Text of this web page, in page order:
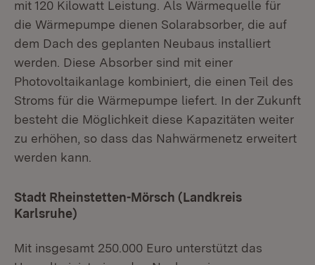
mit 120 Kilowatt Leistung. Als Wärmequelle für
die Wärmepumpe dienen Solarabsorber, die auf
dem Dach des geplanten Neubaus installiert
werden. Diese Absorber sind mit einer
Photovoltaikanlage kombiniert, die einen Teil des
Stroms für die Wärmepumpe liefert. In der Zukunft
besteht die Möglichkeit diese Kapazitäten weiter
zu erhöhen, so dass das Nahwärmenetz erweitert
werden kann.
Stadt Rheinstetten-Mörsch (Landkreis
Karlsruhe)
Mit insgesamt 250.000 Euro unterstützt das